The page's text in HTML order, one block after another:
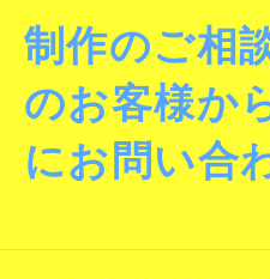
制作のご相
のお客様か
にお問い合